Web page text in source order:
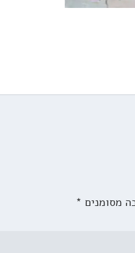
מסומנים *